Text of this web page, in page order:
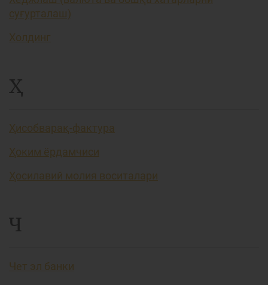
суғурталаш)
Холдинг
Ҳ
Ҳисобварақ-фактура
Ҳоким ёрдамчиси
Ҳосилавий молия воситалари
Ч
Чет эл банки